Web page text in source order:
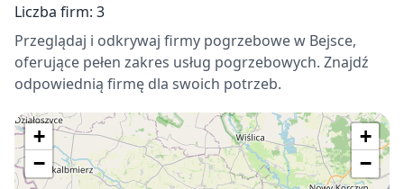
Liczba firm: 3
Przeglądaj i odkrywaj firmy pogrzebowe w Bejsce,
oferujące pełen zakres usług pogrzebowych. Znajdź
odpowiednią firmę dla swoich potrzeb.
+
−
+
−